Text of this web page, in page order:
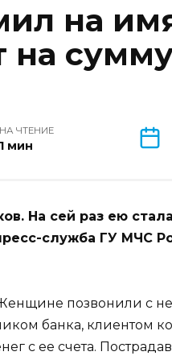
на
НА ЧТЕНИЕ
1 мин
На сей раз ею
служба ГУ МЧС
позвонили с
банка, клиентом
с ее счета.